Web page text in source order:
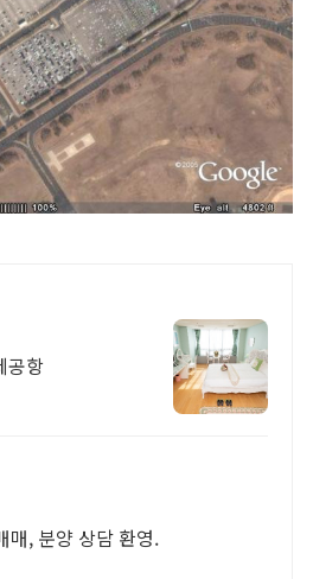
공항
매, 분양 상담 환영.